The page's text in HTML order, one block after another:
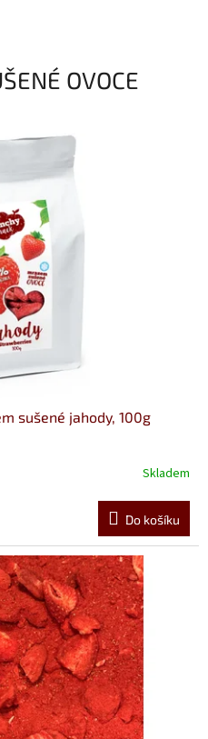
OVOCE
sušené jahody, 100g
Skladem
Do košíku